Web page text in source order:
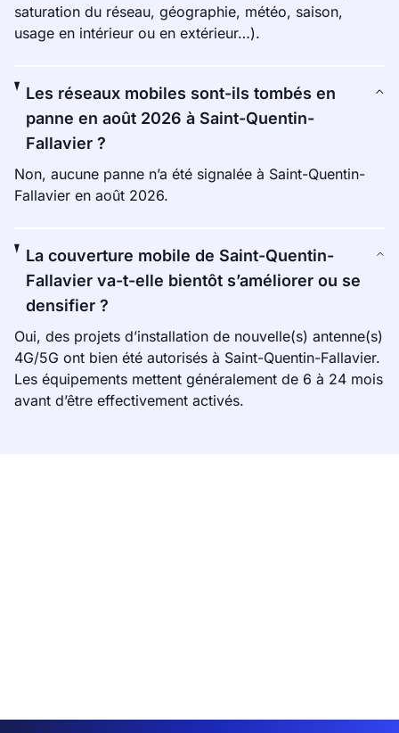
saturation du réseau, géographie, météo, saison,
usage en intérieur ou en extérieur…).
Les réseaux mobiles sont-ils tombés en
panne en août 2026 à Saint-Quentin-
Fallavier ?
Non, aucune panne n’a été signalée à Saint-Quentin-
Fallavier en août 2026.
La couverture mobile de Saint-Quentin-
Fallavier va-t-elle bientôt s’améliorer ou se
densifier ?
Oui, des projets d’installation de nouvelle(s) antenne(s)
4G/5G ont bien été autorisés à Saint-Quentin-Fallavier.
Les équipements mettent généralement de 6 à 24 mois
avant d’être effectivement activés.